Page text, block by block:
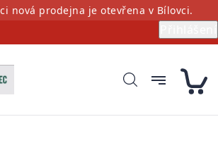
nová prodejna je otevřena v Bílovci.